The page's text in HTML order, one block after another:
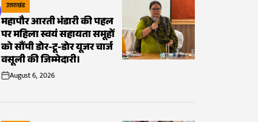
POSTED
IN
उत्तराखंड
महापौर आरती भंडारी की पहल
पर महिला स्वयं सहायता समूहों
को सौंपी डोर-टू-डोर यूजर चार्ज
वसूली की जिम्मेदारी।
onAugust 6, 2026